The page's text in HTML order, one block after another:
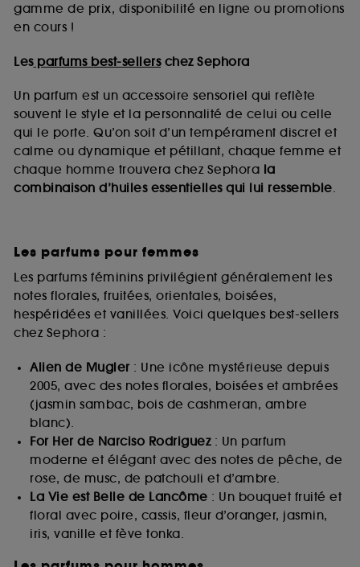
gamme de prix, disponibilité en ligne ou promotions
en cours !
Lesparfums best-sellerschez Sephora
Un parfum est un accessoire sensoriel qui reflète
souvent le style et la personnalité de celui ou celle
qui le porte. Qu’on soit d’un tempérament discret et
calme ou dynamique et pétillant, chaque femme et
chaque homme trouvera chez Sephora la
combinaison d’huiles essentielles qui lui ressemble.
Les parfums pour femmes
Les parfums féminins privilégient généralement les
notes florales, fruitées, orientales, boisées,
hespéridées et vanillées. Voici quelques best-sellers
chez Sephora :
Alien de Mugler: Une icône mystérieuse depuis
2005, avec des notes florales, boisées et ambrées
(jasmin sambac, bois de cashmeran, ambre
blanc).
For Her de Narciso Rodriguez: Un parfum
moderne et élégant avec des notes de pêche, de
rose, de musc, de patchouli et d’ambre.
La Vie est Belle de Lancôme : Un bouquet fruité et
floral avec poire, cassis, fleur d’oranger, jasmin,
iris, vanille et fève tonka.